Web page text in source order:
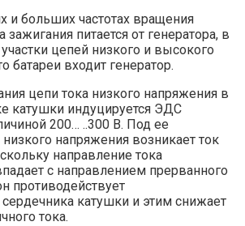
и больших частотах вращения
зажигания питается от генератора, в
цепей низкого и высокого
батареи входит генератор.
цепи тока низкого напряжения в
катушки индуцируется ЭДС
200… ..300 В. Под ее
напряжения возникает ток
направление тока
с направлением прерванного
противодействует
катушки и этим снижает
тока.